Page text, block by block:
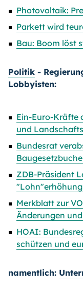
Photovoltaik:
Parkett wird
Bau: Boom löst
Politik -
Lobbyisten:
Ein-Euro-Kräfte
und
Bundesrat
ZDB-Präsident
Merkblatt zur
Änderungen
HOAI:
schützen und
namentlich: